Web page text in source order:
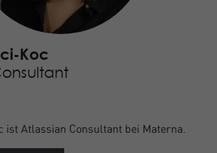
Koc
ist Atlassian Consultant bei Materna.